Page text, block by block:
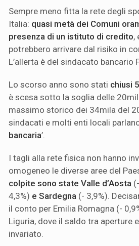
Sempre meno fitta la rete degli
Italia: quasi metà dei Comuni
presenza di un istituto di credito,
potrebbero arrivare dal risiko in
L’allerta è del sindacato bancario
Lo scorso anno sono stati chiusi
è scesa sotto la soglia delle
massimo storico dei 34mila del
sindacati e molti enti locali
bancaria’.
I tagli alla rete fisica non hanno
omogeneo le diverse aree del
colpite sono state Valle d’Aosta
4,3%) e Sardegna (- 3,9%).
il conto per Emilia Romagna (-
Liguria, dove il saldo tra aperture
invariato.